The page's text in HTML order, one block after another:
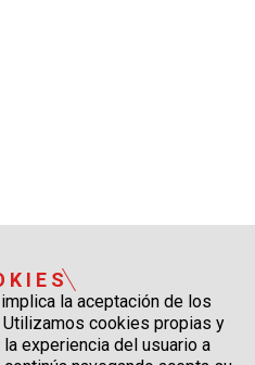
la aceptación de los
Utilizamos cookies propias y
experiencia del usuario a